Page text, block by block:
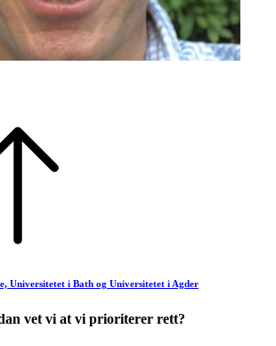
Universitetet i Bath og Universitetet i Agder
vet vi at vi prioriterer rett?